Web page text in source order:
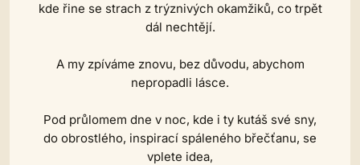
kde řine se strach z trýznivých okamžiků, co trpět
dál nechtějí.
A my zpíváme znovu, bez důvodu, abychom
nepropadli lásce.
Pod průlomem dne v noc, kde i ty kutáš své sny,
do obrostlého, inspirací spáleného břečťanu, se
vplete idea,